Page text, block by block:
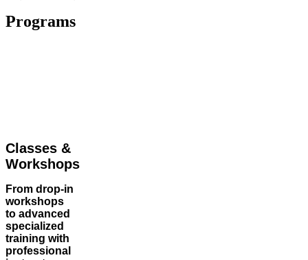
Programs
Classes &
Workshops
From drop-in
workshops
to advanced
specialized
training with
professional